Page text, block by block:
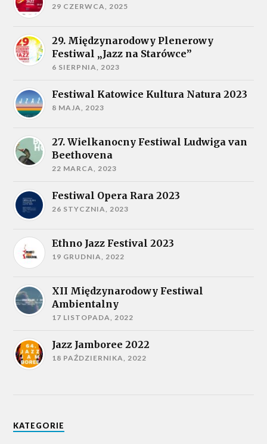
29 CZERWCA, 2025
29. Międzynarodowy Plenerowy
Festiwal „Jazz na Starówce”
6 SIERPNIA, 2023
Festiwal Katowice Kultura Natura 2023
8 MAJA, 2023
27. Wielkanocny Festiwal Ludwiga van
Beethovena
22 MARCA, 2023
Festiwal Opera Rara 2023
26 STYCZNIA, 2023
Ethno Jazz Festival 2023
19 GRUDNIA, 2022
XII Międzynarodowy Festiwal
Ambientalny
17 LISTOPADA, 2022
Jazz Jamboree 2022
18 PAŹDZIERNIKA, 2022
KATEGORIE